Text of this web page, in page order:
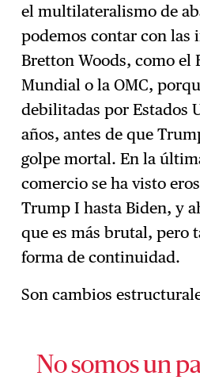
el multilateralismo de
podemos contar con las
Bretton Woods, como el
Mundial o la OMC,
debilitadas por Estados
años, antes de que
golpe mortal. En la
comercio se ha visto
Trump I hasta Biden, y
que es más brutal, pero
forma de continuidad.
Son cambios
No somos un